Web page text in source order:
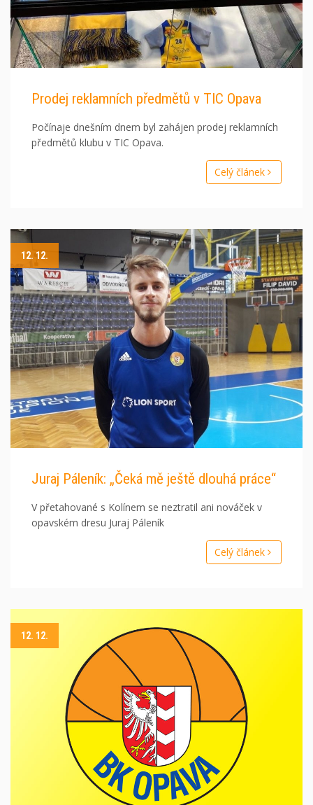
Prodej reklamních předmětů v TIC Opava
Počínaje dnešním dnem byl zahájen prodej reklamních
předmětů klubu v TIC Opava.
Celý článek
12. 12.
Juraj Páleník: „Čeká mě ještě dlouhá práce“
V přetahované s Kolínem se neztratil ani nováček v
opavském dresu Juraj Páleník
Celý článek
12. 12.